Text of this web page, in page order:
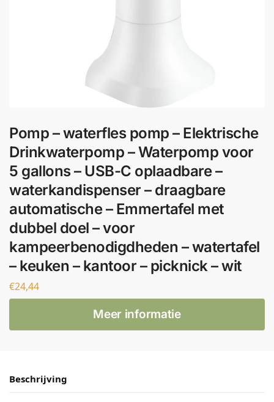
Pomp – waterfles pomp – Elektrische
Drinkwaterpomp – Waterpomp voor
5 gallons – USB-C oplaadbare –
waterkandispenser – draagbare
automatische – Emmertafel met
dubbel doel – voor
kampeerbenodigdheden – watertafel
– keuken – kantoor – picknick – wit
€24,44
Meer informatie
Beschrijving